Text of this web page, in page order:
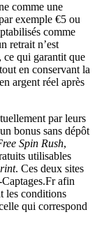
comme une
exemple €5 ou
comme
retrait n’est
ce qui garantit que
en conservant la
argent réel après
par leurs
bonus sans dépôt
Spin Rush,
utilisables
. Ces deux sites
afin
les conditions
qui correspond